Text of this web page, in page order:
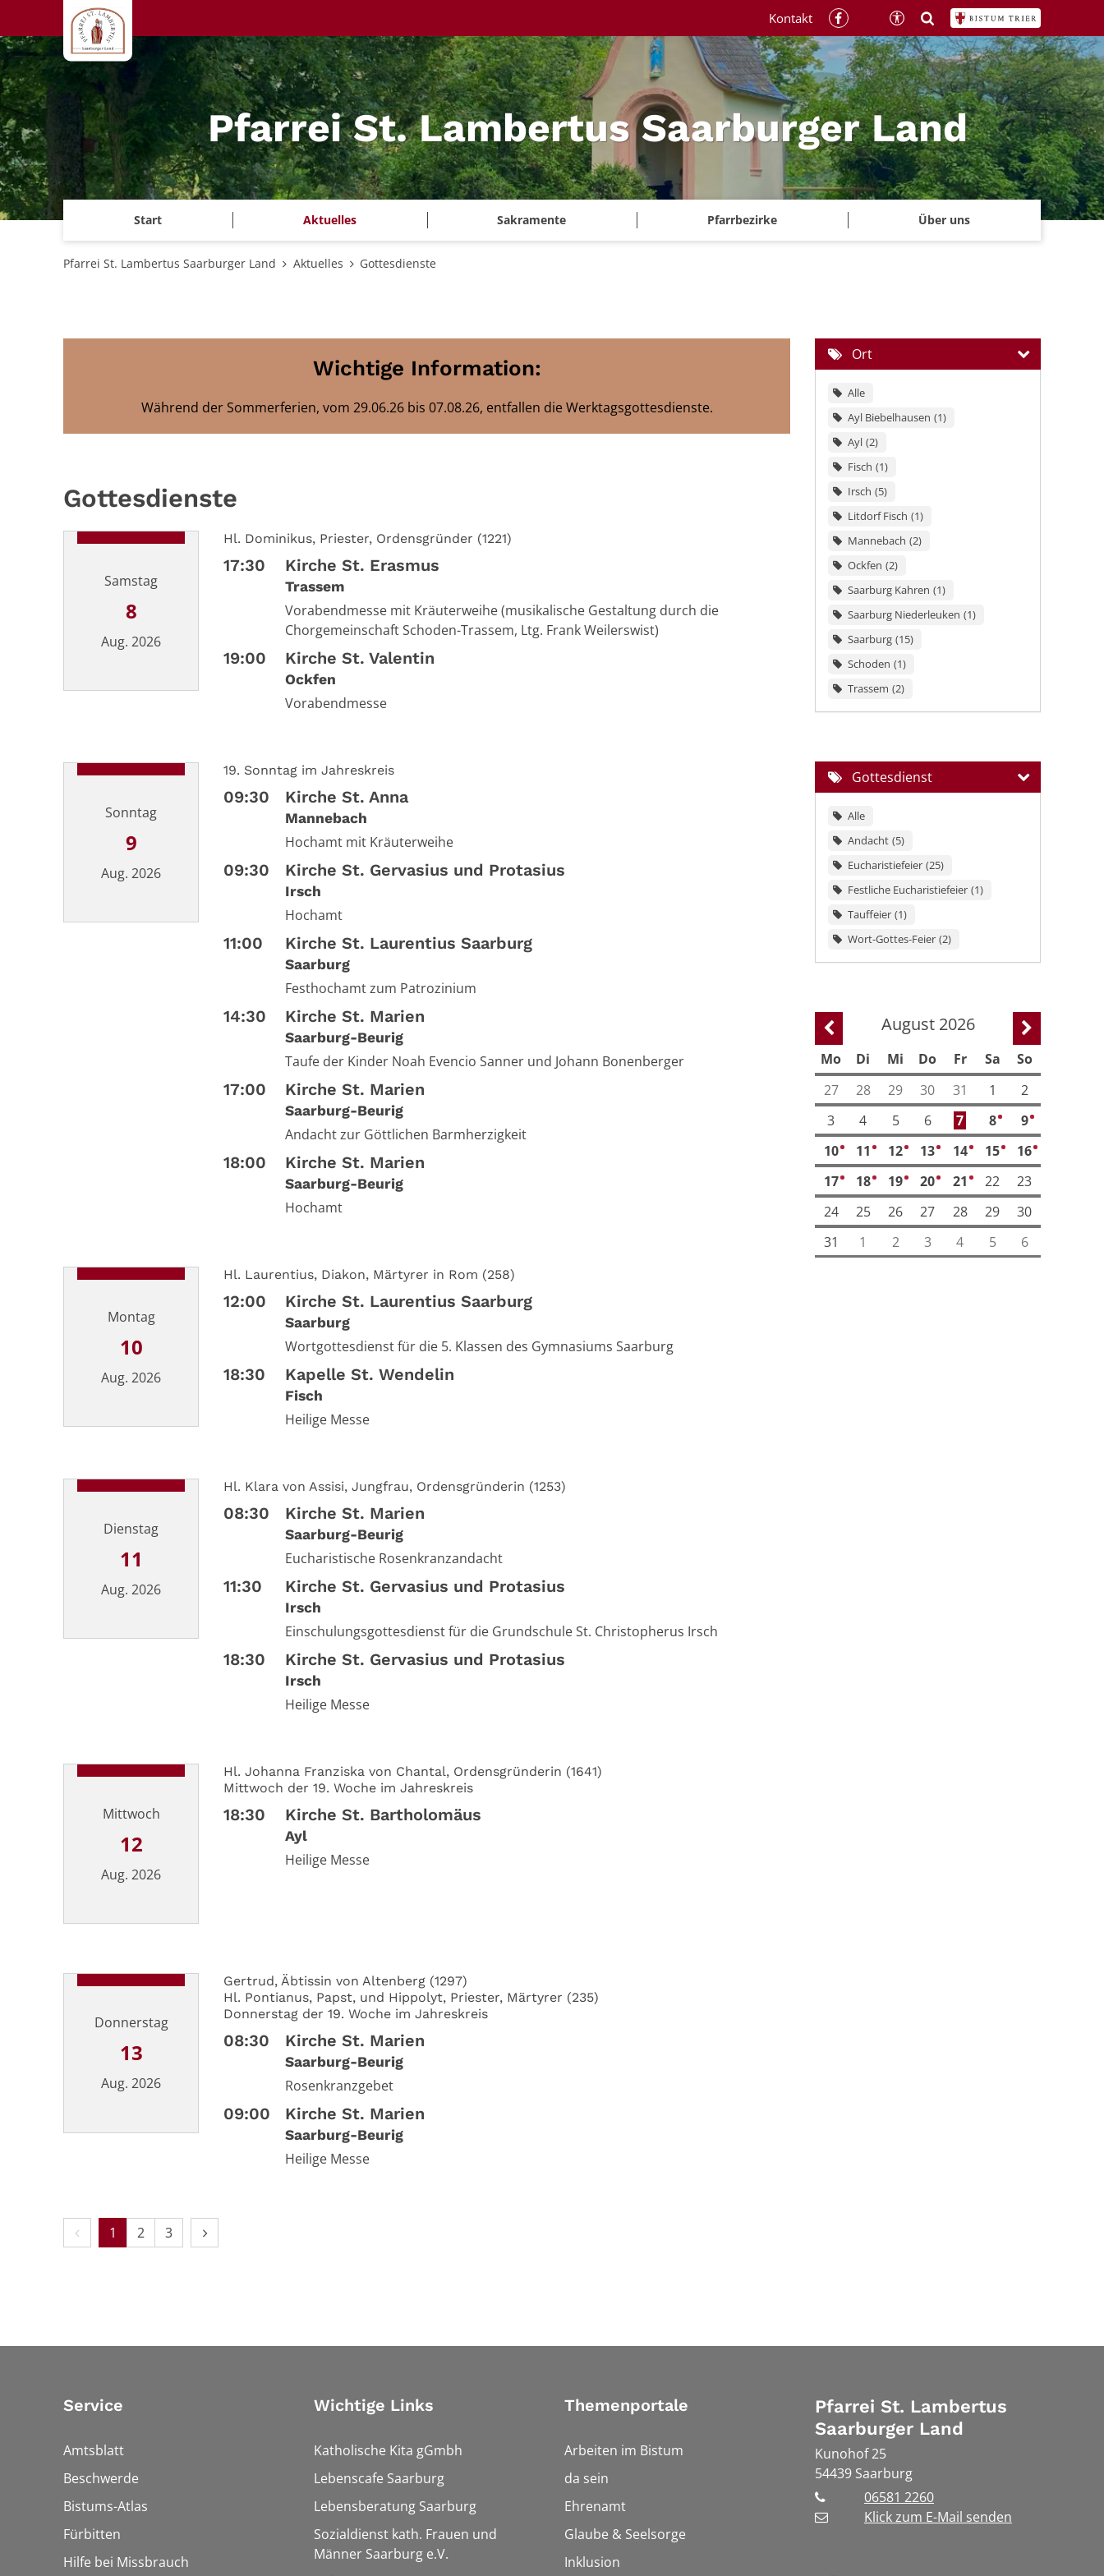
Zum Inhalt springen
Pfarrei St. Lambertus Saarburger Land
Start Aktuelles Sakramente Pfarrbezirke Über uns
Kontakt
Pfarrei St. Lambertus Saarburger Land Aktuelles Gottesdienste
Wichtige Information:
Während der Sommerferien, vom 29.06.26 bis 07.08.26, entfallen die Werktagsgottesdienste.
Gottesdienste
Samstag
8
Aug. 2026
Hl. Dominikus, Priester, Ordensgründer (1221)
17:30 Kirche St. Erasmus
Trassem
Vorabendmesse mit Kräuterweihe (musikalische Gestaltung durch die
Chorgemeinschaft Schoden-Trassem, Ltg. Frank Weilerswist)
19:00 Kirche St. Valentin
Ockfen
Vorabendmesse
Sonntag
9
Aug. 2026
19. Sonntag im Jahreskreis
09:30 Kirche St. Anna
Mannebach
Hochamt mit Kräuterweihe
09:30 Kirche St. Gervasius und Protasius
Irsch
Hochamt
11:00 Kirche St. Laurentius Saarburg
Saarburg
Festhochamt zum Patrozinium
14:30 Kirche St. Marien
Saarburg-Beurig
Taufe der Kinder Noah Evencio Sanner und Johann Bonenberger
17:00 Kirche St. Marien
Saarburg-Beurig
Andacht zur Göttlichen Barmherzigkeit
18:00 Kirche St. Marien
Saarburg-Beurig
Hochamt
Montag
10
Aug. 2026
Hl. Laurentius, Diakon, Märtyrer in Rom (258)
12:00 Kirche St. Laurentius Saarburg
Saarburg
Wortgottesdienst für die 5. Klassen des Gymnasiums Saarburg
18:30 Kapelle St. Wendelin
Fisch
Heilige Messe
Dienstag
11
Aug. 2026
Hl. Klara von Assisi, Jungfrau, Ordensgründerin (1253)
08:30 Kirche St. Marien
Saarburg-Beurig
Eucharistische Rosenkranzandacht
11:30 Kirche St. Gervasius und Protasius
Irsch
Einschulungsgottesdienst für die Grundschule St. Christopherus Irsch
18:30 Kirche St. Gervasius und Protasius
Irsch
Heilige Messe
Mittwoch
12
Aug. 2026
Hl. Johanna Franziska von Chantal, Ordensgründerin (1641)
Mittwoch der 19. Woche im Jahreskreis
18:30 Kirche St. Bartholomäus
Ayl
Heilige Messe
Donnerstag
13
Aug. 2026
Gertrud, Äbtissin von Altenberg (1297)
Hl. Pontianus, Papst, und Hippolyt, Priester, Märtyrer (235)
Donnerstag der 19. Woche im Jahreskreis
08:30 Kirche St. Marien
Saarburg-Beurig
Rosenkranzgebet
09:00 Kirche St. Marien
Saarburg-Beurig
Heilige Messe
Vorherige Seite
1 2 3 Nächste Seite
Ort
Alle
Ayl Biebelhausen 1
Ayl 2
Fisch 1
Irsch 5
Litdorf Fisch 1
Mannebach 2
Ockfen 2
Saarburg Kahren 1
Saarburg Niederleuken 1
Saarburg 15
Schoden 1
Trassem 2
Gottesdienst
Alle
Andacht 5
Eucharistiefeier 25
Festliche Eucharistiefeier 1
Tauffeier 1
Wort-Gottes-Feier 2
Vorherige Seite
August 2026 Nächste
Mo Di Mi Do Fr Sa
So
27
28 29 30 31 1
2
3
4 5 6 7 82 96
102 11 3 121 132 142 153 164
171 183 191 203 21 1 22
23
24
25 26 27 28 29
30
31
1 2 3 4 5 6
Service
Amtsblatt
Beschwerde
Bistums-Atlas
Fürbitten
Hilfe bei Missbrauch
Wichtige Links
Katholische Kita gGmbh
Lebenscafe Saarburg
Lebensberatung Saarburg
Sozialdienst kath. Frauen und
Männer Saarburg e.V.
Themenportale
Arbeiten im Bistum
da sein
Ehrenamt
Glaube & Seelsorge
Inklusion
Pfarrei St. Lambertus
Saarburger Land
Kunohof 25
54439 Saarburg
06581 2260
Klick zum E-Mail senden